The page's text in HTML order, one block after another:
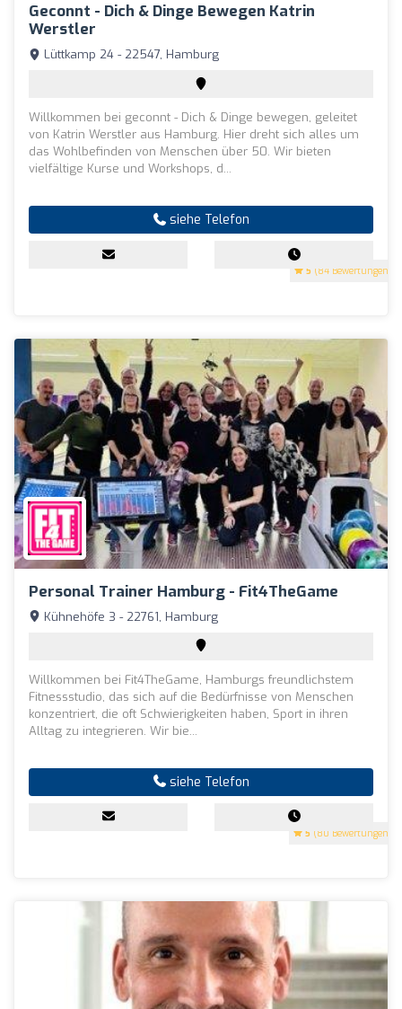
Geconnt - Dich & Dinge Bewegen Katrin
Werstler
5 (84 Bewertungen)
Lüttkamp 24 - 22547, Hamburg
Willkommen bei geconnt - Dich & Dinge bewegen, geleitet
von Katrin Werstler aus Hamburg. Hier dreht sich alles um
das Wohlbefinden von Menschen über 50. Wir bieten
vielfältige Kurse und Workshops, d...
siehe Telefon
Personal Trainer Hamburg - Fit4TheGame
5 (80 Bewertungen)
Kühnehöfe 3 - 22761, Hamburg
Willkommen bei Fit4TheGame, Hamburgs freundlichstem
Fitnessstudio, das sich auf die Bedürfnisse von Menschen
konzentriert, die oft Schwierigkeiten haben, Sport in ihren
Alltag zu integrieren. Wir bie...
siehe Telefon